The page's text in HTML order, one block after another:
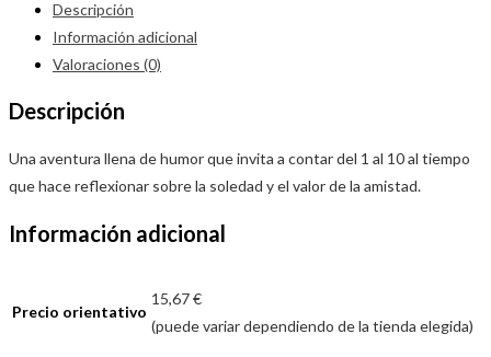
Descripción
Información adicional
Valoraciones (0)
Descripción
Una aventura llena de humor que invita a contar del 1 al 10 al tiempo
que hace reflexionar sobre la soledad y el valor de la amistad.
Información adicional
Precio orientativo
15,67 €
(puede variar dependiendo de la tienda elegida)